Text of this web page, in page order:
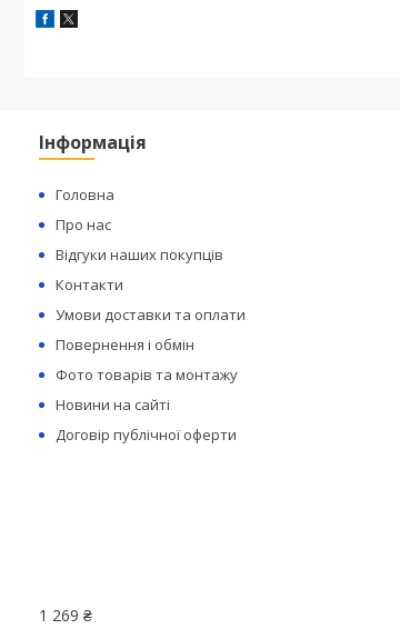
Інформація
Головна
Про нас
Відгуки наших покупців
Контакти
Умови доставки та оплати
Повернення і обмін
Фото товарів та монтажу
Новини на сайті
Договір публічної оферти
1 269 ₴